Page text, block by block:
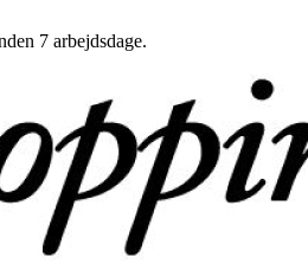
7 arbejdsdage.